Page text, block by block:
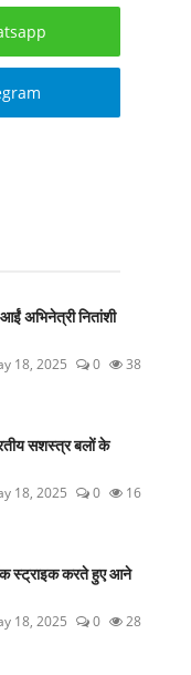
अभिनेत्री नितांशी
18, 2025 0 38
सशस्त्र बलों के
18, 2025 0 16
स्ट्राइक करते हुए आने
18, 2025 0 28